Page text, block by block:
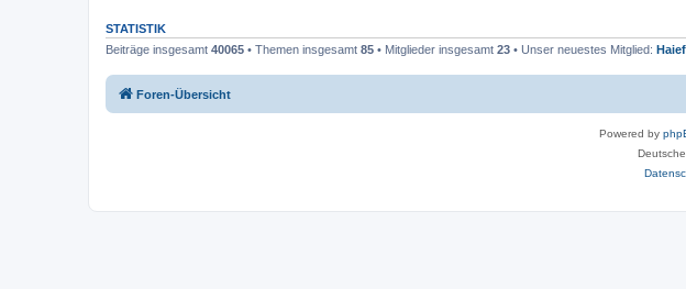
STATISTIK
Beiträge insgesamt 40065 • Themen insgesamt 85 • Mitglieder insgesamt 23 • Unser neuestes Mitglied:
Foren-Übersicht
Powered by